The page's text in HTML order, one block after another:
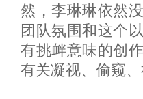
然，李琳琳依然
团队氛围和这个
有挑衅意味的创
有关凝视、偷窥